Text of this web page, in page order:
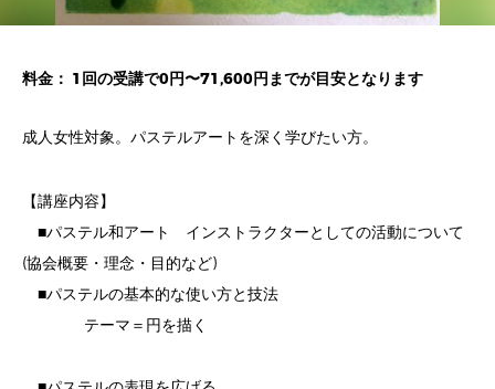
料金： 1回の受講で0円〜71,600円までが目安となります
成人女性対象。パステルアートを深く学びたい方。
【講座内容】
■パステル和アート インストラクターとしての活動について
(協会概要・理念・目的など)
■パステルの基本的な使い方と技法
テーマ＝円を描く